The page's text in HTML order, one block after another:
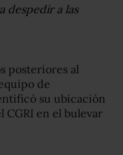
despedir a las
posteriores al
de
su ubicación
CGRI en el bulevar